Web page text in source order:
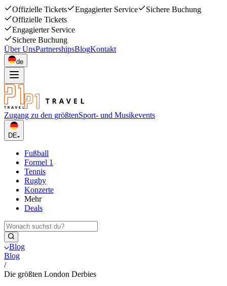
Offizielle Tickets Engagierter Service
Sichere Buchung
Offizielle Tickets
Engagierter Service
Sichere Buchung
Über UnsPartnershipsBlogKontakt
de
Zugang zu den größtenSport- und Musikevents
DE
Fußball
Formel 1
Tennis
Rugby
Konzerte
Mehr
Deals
Blog
Blog
/
Die größten London Derbies